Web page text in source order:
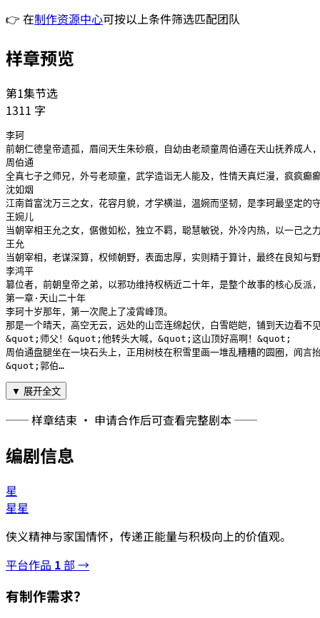
👉 在制作资源中心可按以上条件筛选匹配团队
样章预览
第1集节选
1311 字
李珂
前朝仁德皇帝遗孤，眉间天生朱砂痕，自幼由老顽童周伯通在天山抚养成
周伯通
全真七子之师兄，外号老顽童，武学造诣无人能及，性情天真烂漫，疯疯癫
沈如烟
江南首富沈万三之女，花容月貌，才学横溢，温婉而坚韧，是李珂最坚定的
王婉儿
当朝宰相王允之女，倨傲如松，独立不羁，聪慧敏锐，外冷内热，以一己之
王允
当朝宰相，老谋深算，权倾朝野，表面忠厚，实则精于算计，最终在良知与
李鸿平
篡位者，前朝皇帝之弟，以邪功维持权柄近二十年，是整个故事的核心反派
第一章·天山二十年
李珂十岁那年，第一次爬上了凌霄峰顶。
那是一个晴天，高空无云，远处的山峦连绵起伏，白雪皑皑，铺到天边看
&quot;师父！&quot;他转头大喊，&quot;这山顶好高啊！&quot;
周伯通盘腿坐在一块石头上，正用树枝在积雪里画一堆乱糟糟的圆圈，闻
&quot;郭伯…
▼ 展开全文
── 样章结束 · 申请合作后可查看完整剧本 ──
编剧信息
星
星星
侠义精神与家国情怀，传递正能量与积极向上的价值观。
平台作品 1部 →
有制作需求？